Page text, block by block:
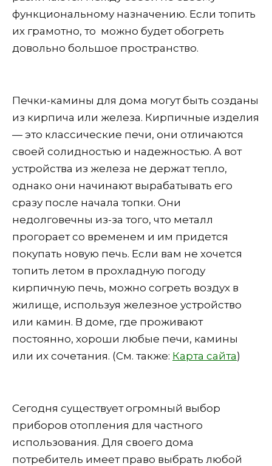
функциональному назначению. Если топить
их грамотно, то можно будет обогреть
довольно большое пространство.
Печки-камины для дома могут быть созданы
из кирпича или железа. Кирпичные изделия
— это классические печи, они отличаются
своей солидностью и надежностью. А вот
устройства из железа не держат тепло,
однако они начинают вырабатывать его
сразу после начала топки. Они
недолговечны из-за того, что металл
прогорает со временем и им придется
покупать новую печь. Если вам не хочется
топить летом в прохладную погоду
кирпичную печь, можно согреть воздух в
жилище, используя железное устройство
или камин. В доме, где проживают
постоянно, хороши любые печи, камины
или их сочетания. (См. также: Карта сайта)
Сегодня существует огромный выбор
приборов отопления для частного
использования. Для своего дома
потребитель имеет право выбрать любой